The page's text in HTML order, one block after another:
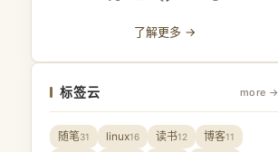
了解更多 →
标签云 more →
随笔31 linux16 读书12 博客11